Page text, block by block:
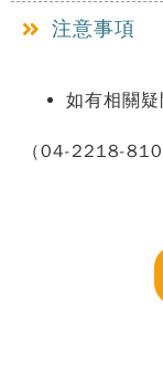
注意事項
如有相關
（04-2218-